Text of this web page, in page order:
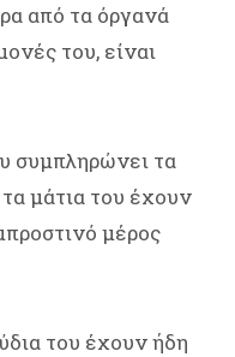
από τα όργανά
του, είναι
συμπληρώνει τα
μάτια του έχουν
μέρος
του έχουν ήδη